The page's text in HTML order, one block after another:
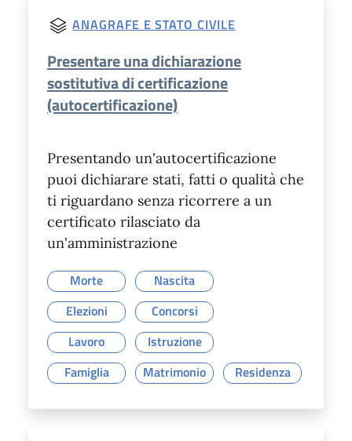
ANAGRAFE E STATO CIVILE
Presentare una dichiarazione
sostitutiva di certificazione
(autocertificazione)
Presentando un'autocertificazione
puoi dichiarare stati, fatti o qualità che
ti riguardano senza ricorrere a un
certificato rilasciato da
un'amministrazione
Morte
Nascita
Elezioni
Concorsi
Lavoro
Istruzione
Famiglia
Matrimonio Residenza